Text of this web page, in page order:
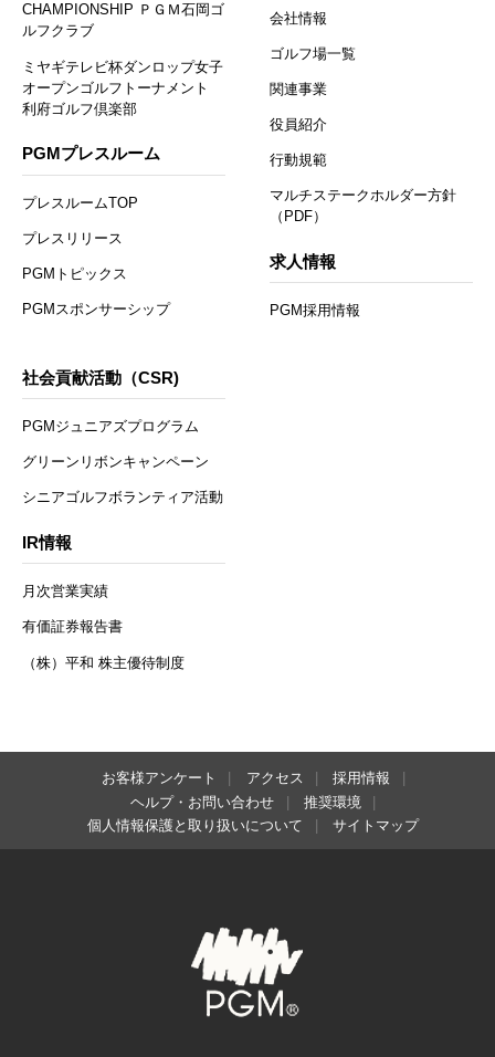
CHAMPIONSHIP ＰＧＭ石岡ゴ
ルフクラブ
ミヤギテレビ杯ダンロップ女子
オープンゴルフトーナメント
利府ゴルフ倶楽部
PGMプレスルーム
プレスルームTOP
プレスリリース
PGMトピックス
PGMスポンサーシップ
会社情報
ゴルフ場一覧
関連事業
役員紹介
行動規範
マルチステークホルダー方針
（PDF）
求人情報
PGM採用情報
社会貢献活動（CSR)
PGMジュニアズプログラム
グリーンリボンキャンペーン
シニアゴルフボランティア活動
IR情報
月次営業実績
有価証券報告書
（株）平和 株主優待制度
お客様アンケート アクセス
採用情報
ヘルプ・お問い合わせ
推奨環境
個人情報保護と取り扱いについて
サイトマップ